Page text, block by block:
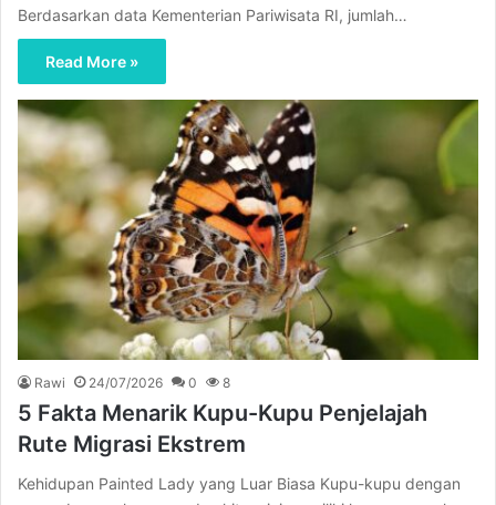
Berdasarkan data Kementerian Pariwisata RI, jumlah…
Read More »
Rawi 24/07/2026 0 8
5 Fakta Menarik Kupu-Kupu Penjelajah
Rute Migrasi Ekstrem
Kehidupan Painted Lady yang Luar Biasa Kupu-kupu dengan